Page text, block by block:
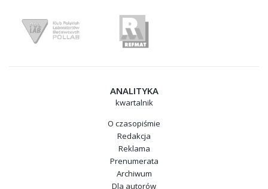
ANALITYKA
kwartalnik
O czasopiśmie
Redakcja
Reklama
Prenumerata
Archiwum
Dla autorów